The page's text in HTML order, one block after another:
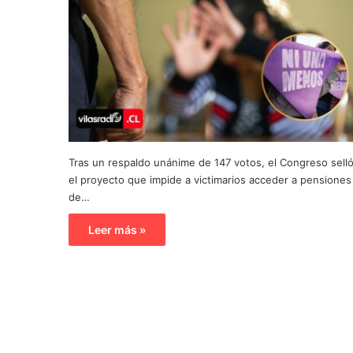
Tras un respaldo unánime de 147 votos, el Congreso selló
el proyecto que impide a victimarios acceder a pensiones
de…
Leer más »